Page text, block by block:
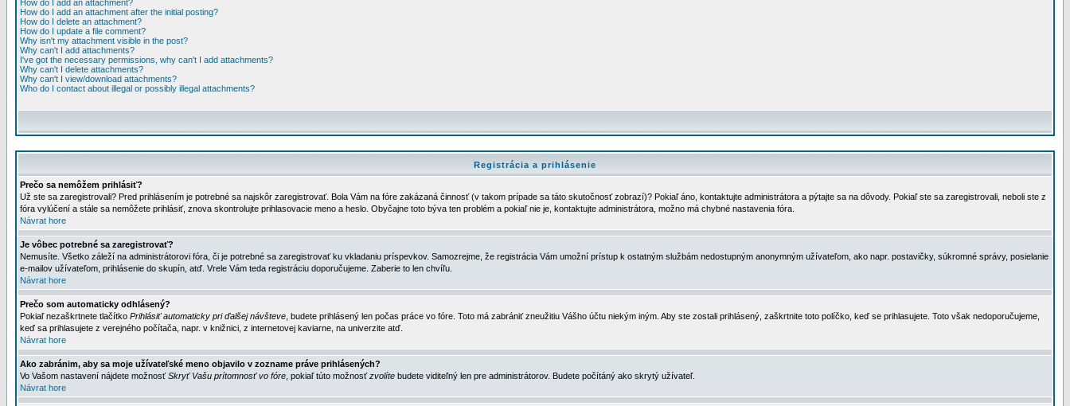
How do I add an attachment?
How do I add an attachment after the initial posting?
How do I delete an attachment?
How do I update a file comment?
Why isn't my attachment visible in the post?
Why can't I add attachments?
I've got the necessary permissions, why can't I add attachments?
Why can't I delete attachments?
Why can't I view/download attachments?
Who do I contact about illegal or possibly illegal attachments?
Registrácia a prihlásenie
Prečo sa nemôžem prihlásiť?
Už ste sa zaregistrovali? Pred prihlásením je potrebné sa najskôr zaregistrovať. Bola Vám na fóre zakázaná činnosť (v takom prípade sa táto skutočnosť zobrazí)? Pokiaľ áno, kontaktujte administrátora a pýtajte sa na dôvody. Pokiaľ ste sa zaregistrovali, neboli ste z
fóra vylúčení a stále sa nemôžete prihlásiť, znova skontrolujte prihlasovacie meno a heslo. Obyčajne toto býva ten problém a pokiaľ nie je, kontaktujte administrátora, možno má chybné nastavenia fóra.
Návrat hore
Je vôbec potrebné sa zaregistrovať?
Nemusíte. Všetko záleží na administrátorovi fóra, či je potrebné sa zaregistrovať ku vkladaniu príspevkov. Samozrejme, že registrácia Vám umožní prístup k ostatným službám nedostupným anonymným užívateľom, ako napr. postavičky, súkromné správy, posielanie
e-mailov užívateľom, prihlásenie do skupín, atď. Vrele Vám teda registráciu doporučujeme. Zaberie to len chvíľu.
Návrat hore
Prečo som automaticky odhlásený?
Pokiaľ nezaškrtnete tlačítko Prihlásiť automaticky pri ďalšej návšteve , budete prihlásený len počas práce vo fóre. Toto má zabrániť zneužitiu Vášho účtu niekým iným. Aby ste zostali prihlásený, zaškrtnite toto políčko, keď se prihlasujete. Toto však nedoporučujeme,
keď sa prihlasujete z verejného počítača, napr. v knižnici, z internetovej kaviarne, na univerzite atď.
Návrat hore
Ako zabránim, aby sa moje užívateľské meno objavilo v zozname práve prihlásených?
Vo Vašom nastavení nájdete možnosťSkryť Vašu prítomnosť vo fóre , pokiaľ túto možnosťzvolíte budete viditeľný len pre administrátorov. Budete počítáný ako skrytý užívateľ.
Návrat hore